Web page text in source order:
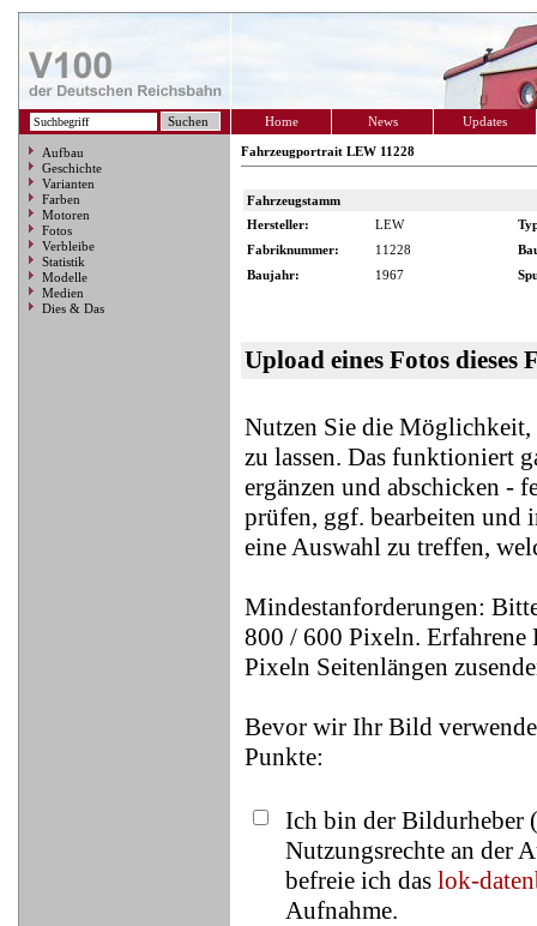
Home News Updates
Aufbau
Geschichte
Varianten
Farben
Motoren
Fotos
Verbleibe
Statistik
Modelle
Medien
Dies & Das
Fahrzeugportrait LEW 11228
Fahrzeugstamm
Hersteller:
LEW
Fabriknummer:
11228
Baujahr:
1967
Upload eines Fotos dieses
Nutzen Sie die
zu lassen. Das funktioniert
ergänzen und abschicken -
prüfen, ggf. bearbeiten und
eine Auswahl zu treffen,
Mindestanforderungen:
800 / 600 Pixeln.
Pixeln Seitenlängen
Bevor wir Ihr Bild
Punkte:
Ich bin der Bildurheber
Nutzungsrechte an der
befreie ich das lok-
Aufnahme.